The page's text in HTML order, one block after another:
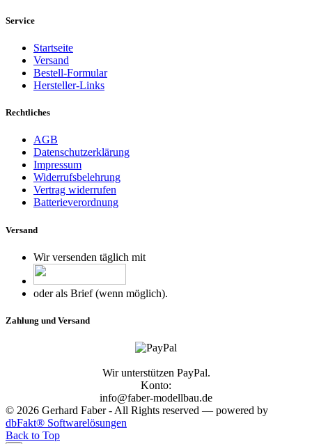
Service
Startseite
Versand
Bestell-Formular
Hersteller-Links
Rechtliches
AGB
Datenschutzerklärung
Impressum
Widerrufsbelehrung
Vertrag widerrufen
Batterieverordnung
Versand
Wir versenden täglich mit
oder als Brief (wenn möglich).
Zahlung und Versand
Wir unterstützen PayPal.
Konto:
info@faber-modellbau.de
© 2026 Gerhard Faber - All Rights reserved — powered by
dbFakt® Softwarelösungen
Back to Top